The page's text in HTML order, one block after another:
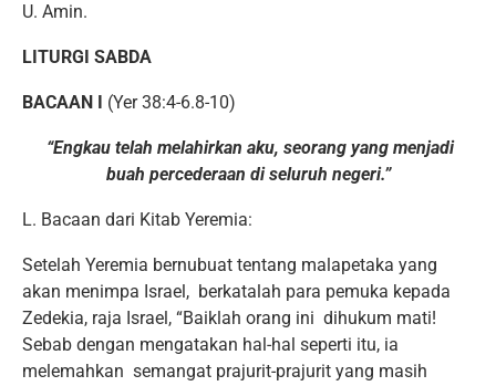
U. Amin.
LITURGI SABDA
BACAAN I (Yer 38:4-6.8-10)
“Engkau telah melahirkan aku, seorang yang menjadi
buah percederaan di seluruh negeri.”
L. Bacaan dari Kitab Yeremia:
Setelah Yeremia bernubuat tentang malapetaka yang
akan menimpa Israel, berkatalah para pemuka kepada
Zedekia, raja Israel, “Baiklah orang ini dihukum mati!
Sebab dengan mengatakan hal-hal seperti itu, ia
melemahkan semangat prajurit-prajurit yang masih